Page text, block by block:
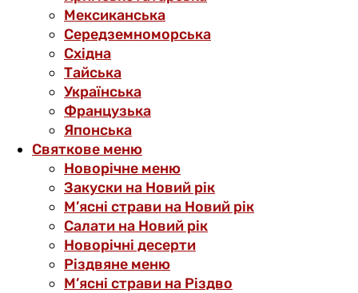
Мексиканська
Середземноморська
Східна
Тайська
Українська
Французька
Японська
Святкове меню
Новорічне меню
Закуски на Новий рік
М’ясні страви на Новий рік
Салати на Новий рік
Новорічні десерти
Різдвяне меню
М’ясні страви на Різдво